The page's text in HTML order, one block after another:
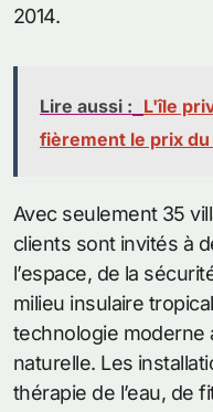
2014.
Lire aussi : L'île
fièrement le prix
Avec seulement 35
clients sont invités à
l’espace, de la
milieu insulaire
technologie moderne
naturelle. Les
thérapie de l’eau, de